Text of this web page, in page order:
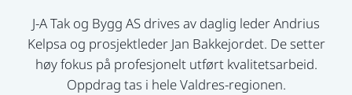
J-A Tak og Bygg AS drives av daglig leder Andrius
Kelpsa og prosjektleder Jan Bakkejordet. De setter
høy fokus på profesjonelt utført kvalitetsarbeid.
Oppdrag tas i hele Valdres-regionen.